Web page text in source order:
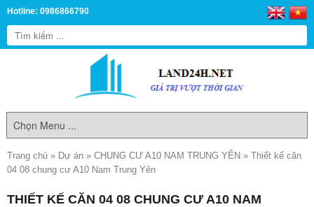
Hotline: 0986866790
Trang chủ » Dự án » CHUNG CƯ A10 NAM TRUNG YÊN » Thiết kế căn
04 08 chung cư A10 Nam Trung Yên
THIẾT KẾ CĂN 04 08 CHUNG CƯ A10 NAM